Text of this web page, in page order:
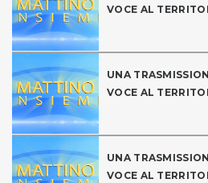
VOCE AL
UNA
VOCE AL
UNA
VOCE AL